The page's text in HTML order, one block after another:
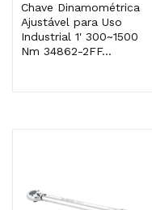
Chave Dinamométrica
Ajustável para Uso
Industrial 1' 300~1500
Nm 34862-2FF...